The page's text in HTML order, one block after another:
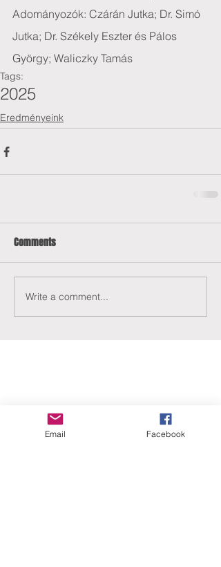
Adományozók: Czárán Jutka; Dr. Simó
Jutka; Dr. Székely Eszter és Pálos
György; Waliczky Tamás
Tags:
2025
Eredményeink
Comments
Write a comment...
ERANUS Alapítvány
Email Facebook